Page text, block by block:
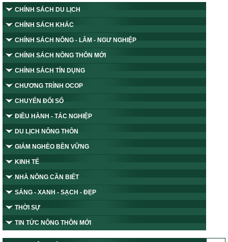
CHÍNH SÁCH DU LỊCH
CHÍNH SÁCH KHÁC
CHÍNH SÁCH NÔNG - LÂM - NGƯ NGHIỆP
CHÍNH SÁCH NÔNG THÔN MỚI
CHÍNH SÁCH TÍN DỤNG
CHƯƠNG TRÌNH OCOP
CHUYỂN ĐỔI SỐ
ĐIỀU HÀNH - TÁC NGHIỆP
DU LỊCH NÔNG THÔN
GIẢM NGHÈO BỀN VỮNG
KINH TẾ
NHÀ NÔNG CẦN BIẾT
SÁNG - XANH - SẠCH - ĐẸP
THỜI SỰ
TIN TỨC NÔNG THÔN MỚI